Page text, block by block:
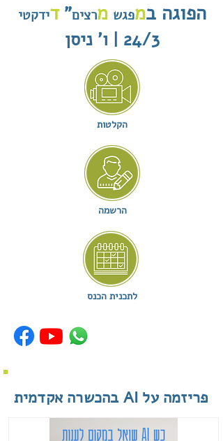
הפוגה במפגש מרצים"דידקטי
24/3 | ו' ניסן
הקלטות
הרשמה
לתכנית הכנס
פריזמה על AI בהכשרה אקדמית